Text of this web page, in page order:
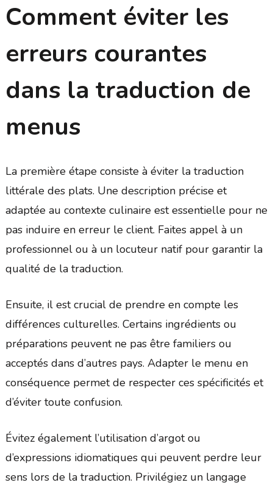
Comment éviter les
erreurs courantes
dans la traduction de
menus
La première étape consiste à éviter la traduction
littérale des plats. Une description précise et
adaptée au contexte culinaire est essentielle pour ne
pas induire en erreur le client. Faites appel à un
professionnel ou à un locuteur natif pour garantir la
qualité de la traduction.
Ensuite, il est crucial de prendre en compte les
différences culturelles. Certains ingrédients ou
préparations peuvent ne pas être familiers ou
acceptés dans d’autres pays. Adapter le menu en
conséquence permet de respecter ces spécificités et
d’éviter toute confusion.
Évitez également l’utilisation d’argot ou
d’expressions idiomatiques qui peuvent perdre leur
sens lors de la traduction. Privilégiez un langage